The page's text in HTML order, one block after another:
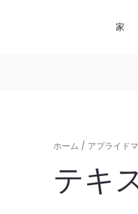
家
ホーム / アプライド
テキ